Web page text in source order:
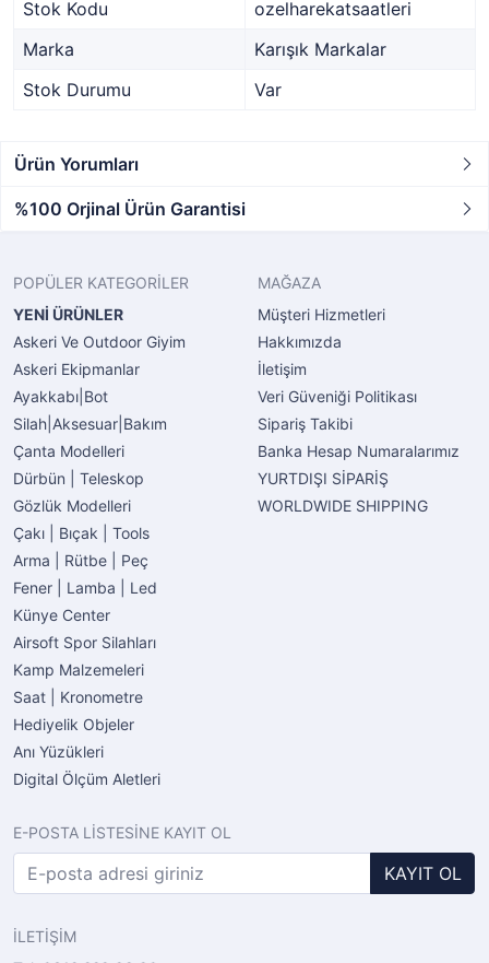
Stok Kodu
ozelharekatsaatleri
Marka
Karışık Markalar
Stok Durumu
Var
Ürün Yorumları
%100 Orjinal Ürün Garantisi
POPÜLER KATEGORİLER
YENİ ÜRÜNLER
Askeri Ve Outdoor Giyim
Askeri Ekipmanlar
Ayakkabı|Bot
Silah|Aksesuar|Bakım
Çanta Modelleri
Dürbün | Teleskop
Gözlük Modelleri
Çakı | Bıçak | Tools
Arma | Rütbe | Peç
Fener | Lamba | Led
Künye Center
Airsoft Spor Silahları
Kamp Malzemeleri
Saat | Kronometre
Hediyelik Objeler
Anı Yüzükleri
Digital Ölçüm Aletleri
MAĞAZA
Müşteri Hizmetleri
Hakkımızda
İletişim
Veri Güveniği Politikası
Sipariş Takibi
Banka Hesap Numaralarımız
YURTDIŞI SİPARİŞ
WORLDWIDE SHIPPING
E-POSTA LİSTESİNE KAYIT OL
KAYIT OL
İLETİŞİM